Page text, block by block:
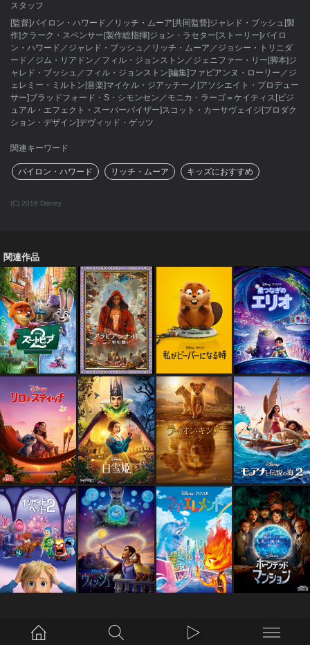
スタッフ
[監督]バイロン・ハワード／リッチ・ムーア[共同監督]ジャレド・ブッシュ[製
作]クラーク・スペンサー[製作総指揮]ジョン・ラセター[ストーリー]バイロ
ン・ハワード／ジャレド・ブッシュ／リッチ・ムーア／ジョシー・トリニダ
ード／ジム・リアドン／フィル・ジョンストン／ジェニファー・リー[脚本]ジ
ャレド・ブッシュ／フィル・ジョンストン[編集]ファビアンヌ・ローリー／ジ
ェレミー・ミルトン[音楽]マイケル・ジアッチーノ[アソシエイト・プロデュー
サー]ブラッドフォード・S・シモンセン／モニカ・ラーゴ＝ケイティス[ビジ
ュアル・エフェクト・スーパーバイザー]スコット・カーサヴェイジ[プロダク
ション・デザイン]デヴィッド・ゲッツ
関連キーワード
バイロン・ハワード リッチ・ムーア キッズにおすすめ
(C) 2016 Disney
関連作品